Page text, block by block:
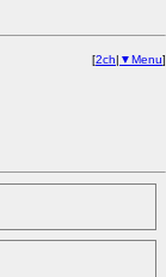
[2ch| ▼Menu]